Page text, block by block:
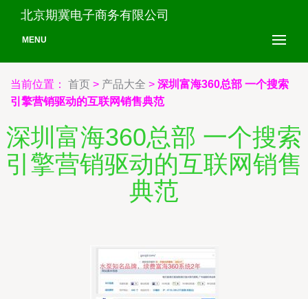
北京期冀电子商务有限公司
MENU
当前位置： 首页 > 产品大全 > 深圳富海360总部 一个搜索
引擎营销驱动的互联网销售典范
深圳富海360总部 一个搜索
引擎营销驱动的互联网销售
典范